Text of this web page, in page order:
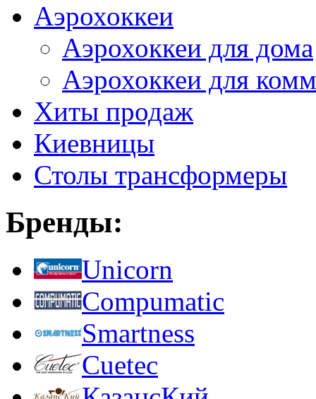
Аэрохоккеи
Аэрохоккеи для дома
Аэрохоккеи для
Хиты продаж
Киевницы
Столы трансформеры
Бренды:
Unicorn
Compumatic
Smartness
Cuetec